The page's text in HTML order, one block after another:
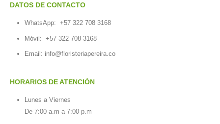
DATOS DE CONTACTO
WhatsApp: +57 322 708 3168
Móvil: +57 322 708 3168
Email: info@floristeriapereira.co
HORARIOS DE ATENCIÓN
Lunes a Viernes
De 7:00 a.m a 7:00 p.m